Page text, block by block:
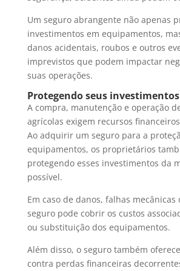
Um seguro abrangente não apenas
investimentos em equipamentos,
danos acidentais, roubos e outros
imprevistos que podem impactar
suas operações.
Protegendo seus investimentos
A compra, manutenção e operação
agrícolas exigem recursos
Ao adquirir um seguro para a
equipamentos, os proprietários
protegendo esses investimentos da
possível.
Em caso de danos, falhas mecânicas
seguro pode cobrir os custos
ou substituição dos equipamentos.
Além disso, o seguro também
contra perdas financeiras